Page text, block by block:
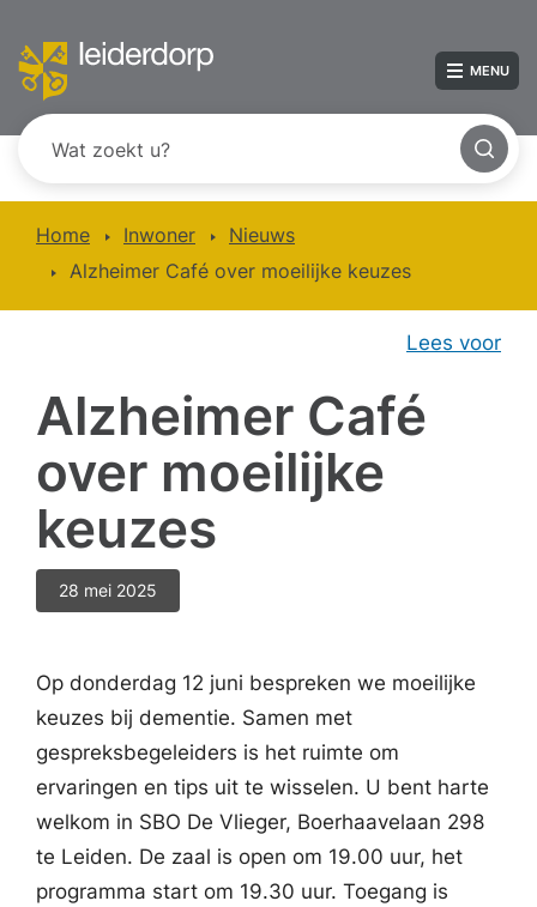
MENU
Home Inwoner
Nieuws
Alzheimer Café over moeilijke keuzes
Lees voor
Alzheimer Café
over moeilijke
keuzes
28 mei 2025
Op donderdag 12 juni bespreken we moeilijke
keuzes bij dementie. Samen met
gespreksbegeleiders is het ruimte om
ervaringen en tips uit te wisselen. U bent harte
welkom in SBO De Vlieger, Boerhaavelaan 298
te Leiden. De zaal is open om 19.00 uur, het
programma start om 19.30 uur. Toegang is